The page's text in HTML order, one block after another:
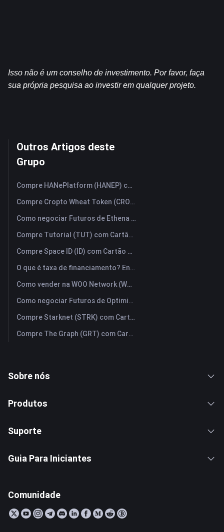
Isso não é um conselho de investimento. Por favor, faça
sua própria pesquisa ao investir em qualquer projeto.
Outros Artigos deste
Grupo
Compre HANePlatform (HANEP) com Cartão de Crédito ou Débito Instantaneamente
Compre Cropto Wheat Token (CROW) com Cartão de Crédito ou Débito Instantaneamente
Como negociar Futuros de Ethena (ENA): Um Guia Compreensivo para Iniciantes
Compre Tutorial (TUT) com Cartão de Crédito ou Débito Instantaneamente
Compre Space ID (ID) com Cartão de Crédito ou Débito Instantaneamente
O que é taxa de financiamento? Entendendo os sinais de mercado e seus usos indevidos mais comuns.
Como vender na WOO Network (WOO)? | FameEX
Como negociar Futuros de Optimism (OP): Um Guia Compreensivo para Iniciantes
Compre Starknet (STRK) com Cartão de Crédito ou Débito Instantaneamente
Compre The Graph (GRT) com Cartão de Crédito ou Débito Instantaneamente
Sobre nós
Produtos
Suporte
Guia Para Iniciantes
Comunidade